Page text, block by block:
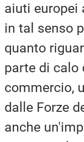
aiuti europei
in tal senso
quanto
parte di calo
commercio,
dalle Forze
anche